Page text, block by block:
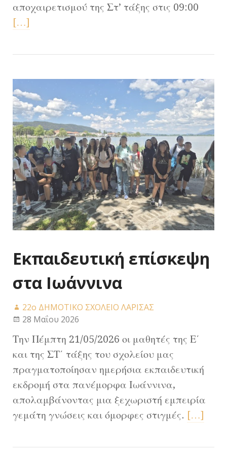
αποχαιρετισμού της Στ’ τάξης στις 09:00
[…]
Εκπαιδευτική επίσκεψη
στα Ιωάννινα
22ο ΔΗΜΟΤΙΚΟ ΣΧΟΛΕΙΟ ΛΑΡΙΣΑΣ
28 Μαΐου 2026
Την Πέμπτη 21/05/2026 οι μαθητές της Ε΄
και της ΣΤ΄ τάξης του σχολείου μας
πραγματοποίησαν ημερήσια εκπαιδευτική
εκδρομή στα πανέμορφα Ιωάννινα,
απολαμβάνοντας μια ξεχωριστή εμπειρία
γεμάτη γνώσεις και όμορφες στιγμές. […]